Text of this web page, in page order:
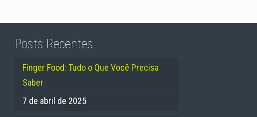
Posts Recentes
Finger Food: Tudo o Que Você Precisa
Saber
7 de abril de 2025